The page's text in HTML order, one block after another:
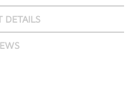
DETAILS